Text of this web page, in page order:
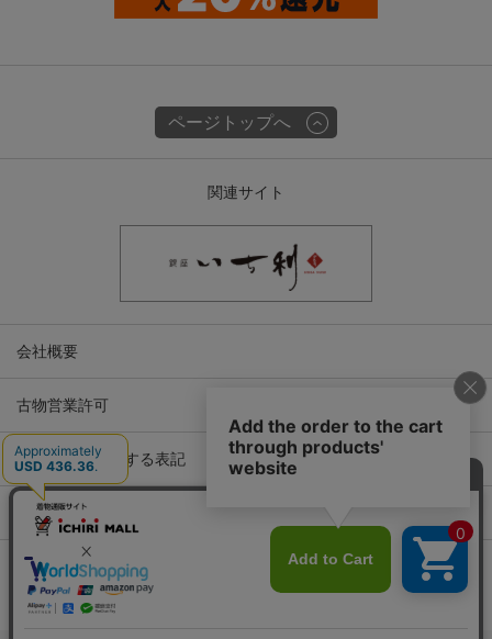
ページトップへ
関連サイト
会社概要
古物営業許可
特定商取引に関する表記
プライバシーポリシー